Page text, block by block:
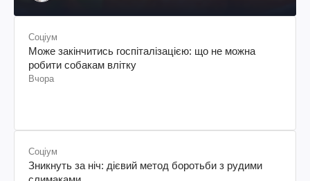
Соціум
Може закінчитись госпіталізацією: що не можна
робити собакам влітку
Вчора
Соціум
Зникнуть за ніч: дієвий метод боротьби з рудими